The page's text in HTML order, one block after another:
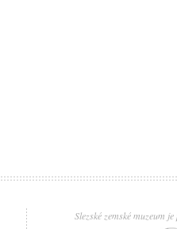
Slezské zemské muzeum